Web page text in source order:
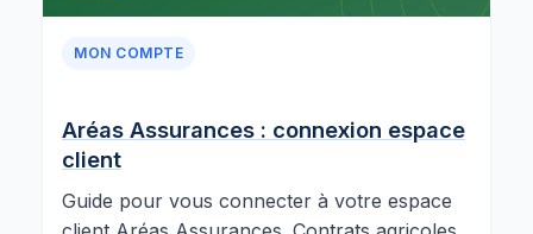
MON COMPTE
Aréas Assurances : connexion espace
client
Guide pour vous connecter à votre espace